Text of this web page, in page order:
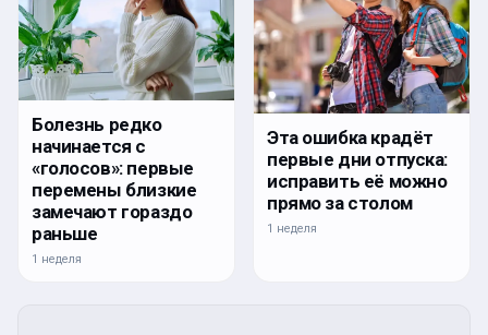
Болезнь редко
начинается с
«голосов»: первые
перемены близкие
замечают гораздо
раньше
1 неделя
Эта ошибка крадёт
первые дни отпуска:
исправить её можно
прямо за столом
1 неделя